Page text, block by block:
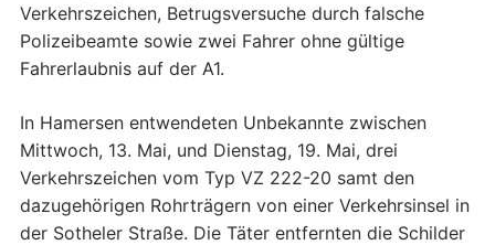
Verkehrszeichen, Betrugsversuche durch falsche
Polizeibeamte sowie zwei Fahrer ohne gültige
Fahrerlaubnis auf der A1.
In Hamersen entwendeten Unbekannte zwischen
Mittwoch, 13. Mai, und Dienstag, 19. Mai, drei
Verkehrszeichen vom Typ VZ 222-20 samt den
dazugehörigen Rohrträgern von einer Verkehrsinsel in
der Sotheler Straße. Die Täter entfernten die Schilder